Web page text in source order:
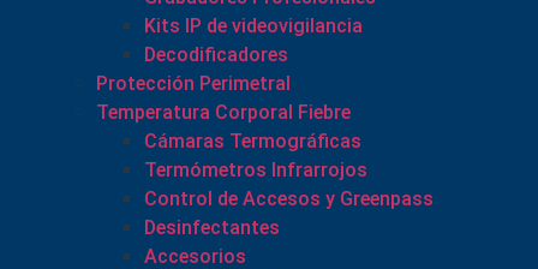
Kits IP de videovigilancia
Decodificadores
Protección Perimetral
Temperatura Corporal Fiebre
Cámaras Termográficas
Termómetros Infrarrojos
Control de Accesos y Greenpass
Desinfectantes
Accesorios